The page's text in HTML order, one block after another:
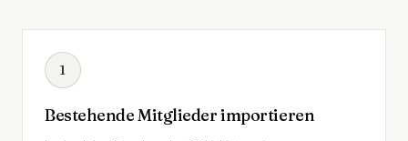
1
Bestehende Mitglieder importieren